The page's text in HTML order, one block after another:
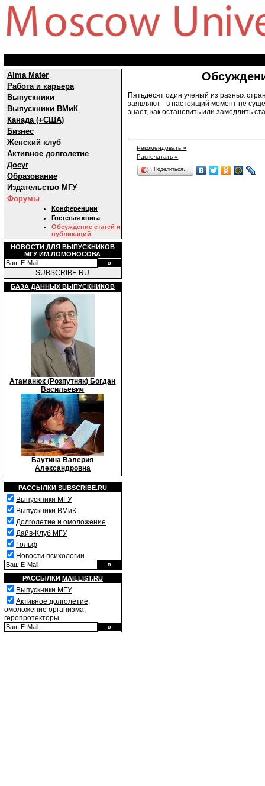
Alma Mater
Работа и карьера
Выпускники
Выпускники ВМиК
Канада (+США)
Бизнес
Женский клуб
Активное долголетие
Досуг
Образование
Издательство МГУ
Форумы
Конференции
Гостевая книга
Обсуждение статей и
публикаций
НОВОСТИ ДЛЯ ВЫПУСКНИКОВ
МГУ ИМ.ЛОМОНОСОВА
SUBSCRIBE.RU
БАЗА ДАННЫХ ВЫПУСКНИКОВ
Атаманюк (Розпутняк) Богдан
Васильевич
Баутина Валерия
Александровна
РАССЫЛКИ SUBSCRIBE.RU
Выпускники МГУ
Выпускники ВМиК
Долголетие и омоложение
Дайв-Клуб МГУ
Гольф
Новости психологии
РАССЫЛКИ MAILLIST.RU
Выпускники МГУ
Активное долголетие,
омоложение организма,
геропротекторы
Пятьдесят один ученый из разных
заявляют - в настоящий момент не
знает, как остановить или замедлить
Рекомендовать »
Распечатать »
Поделиться…